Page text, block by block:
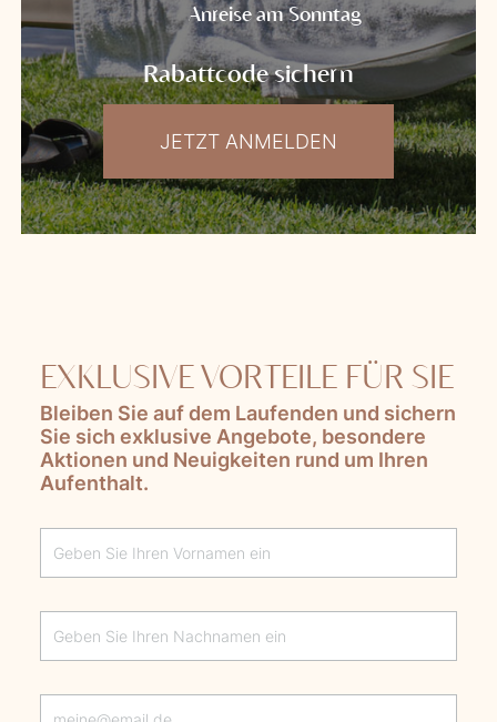
Anreise am Sonntag
Rabattcode sichern
JETZT ANMELDEN
EXKLUSIVE VORTEILE FÜR SIE
Bleiben Sie auf dem Laufenden und sichern
Sie sich exklusive Angebote, besondere
Aktionen und Neuigkeiten rund um Ihren
Aufenthalt.